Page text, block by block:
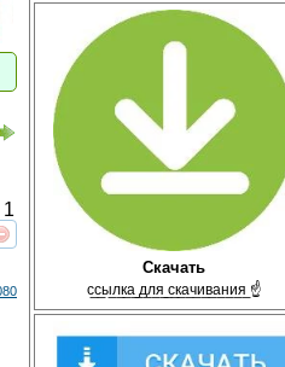
Скачать
с̲с̲ы̲л̲к̲а̲ ̲д̲л̲я̲ ̲с̲к̲а̲ч̲и̲в̲а̲н̲и̲я̲ ☝
1